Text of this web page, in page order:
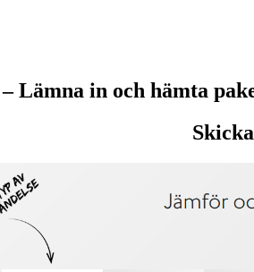
Lämna in och hämta